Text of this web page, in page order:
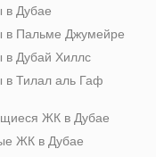
в Дубае
в Пальме Джумейре
в Дубай Хиллс
в Тилал аль Гаф
ЖК в Дубае
ЖК в Дубае